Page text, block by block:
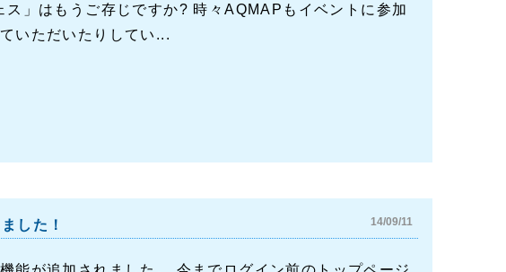
」はもうご存じですか? 時々AQMAPもイベントに参加
いただいたりしてい...
した！ 14/09/11